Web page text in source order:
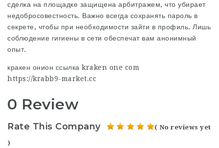
сделка на площадке защищена арбитражем, что убирает
недобросовестность. Важно всегда сохранять пароль в
секрете, чтобы при необходимости зайти в профиль. Лишь
соблюдение гигиены в сети обеспечат вам анонимный
опыт.
кракен онион ссылка kraken one com
https://krabb9-market.cc
0 Review
Rate This Company ( No reviews yet
)